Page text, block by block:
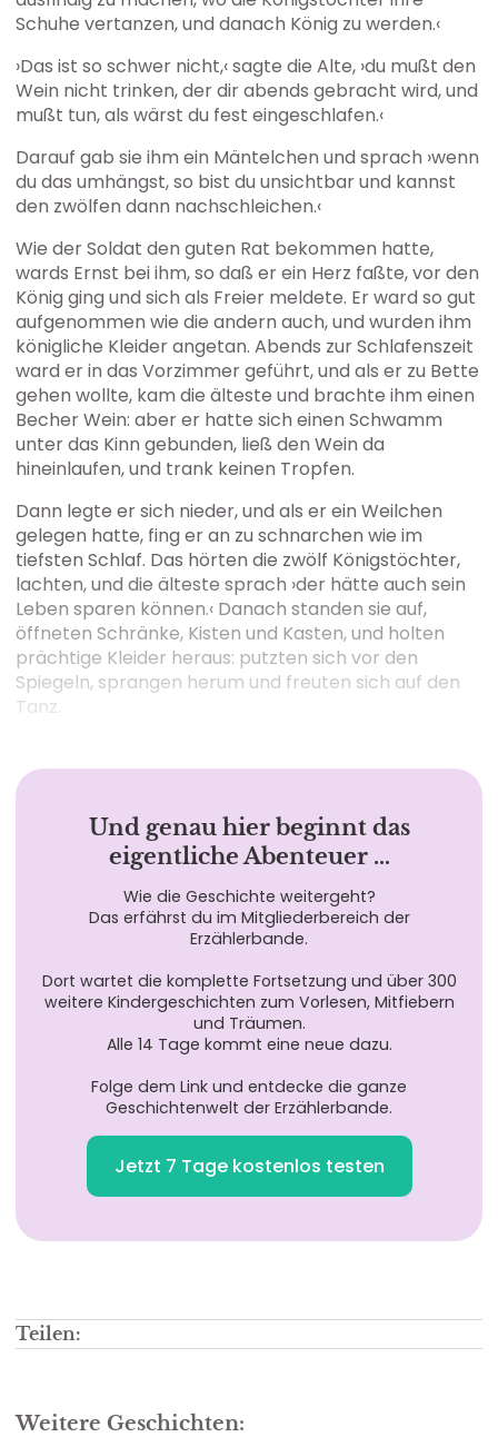
Schuhe vertanzen, und danach König zu werden.‹
›Das ist so schwer nicht,‹ sagte die Alte, ›du mußt den
Wein nicht trinken, der dir abends gebracht wird, und
mußt tun, als wärst du fest eingeschlafen.‹
Darauf gab sie ihm ein Mäntelchen und sprach ›wenn
du das umhängst, so bist du unsichtbar und kannst
den zwölfen dann nachschleichen.‹
Wie der Soldat den guten Rat bekommen hatte,
wards Ernst bei ihm, so daß er ein Herz faßte, vor den
König ging und sich als Freier meldete. Er ward so gut
aufgenommen wie die andern auch, und wurden ihm
königliche Kleider angetan. Abends zur Schlafenszeit
ward er in das Vorzimmer geführt, und als er zu Bette
gehen wollte, kam die älteste und brachte ihm einen
Becher Wein: aber er hatte sich einen Schwamm
unter das Kinn gebunden, ließ den Wein da
hineinlaufen, und trank keinen Tropfen.
Dann legte er sich nieder, und als er ein Weilchen
gelegen hatte, fing er an zu schnarchen wie im
tiefsten Schlaf. Das hörten die zwölf Königstöchter,
lachten, und die älteste sprach ›der hätte auch sein
Leben sparen können.‹ Danach standen sie auf,
öffneten Schränke, Kisten und Kasten, und holten
prächtige Kleider heraus: putzten sich vor den
Spiegeln, sprangen herum und freuten sich auf den
Tanz.
Und genau hier beginnt das
eigentliche Abenteuer …
Wie die Geschichte weitergeht?
Das erfährst du im Mitgliederbereich der
Erzählerbande.
Dort wartet die komplette Fortsetzung und über 300
weitere Kindergeschichten zum Vorlesen, Mitfiebern
und Träumen.
Alle 14 Tage kommt eine neue dazu.
Folge dem Link und entdecke die ganze
Geschichtenwelt der Erzählerbande.
Jetzt 7 Tage kostenlos testen
Teilen:
Weitere Geschichten: